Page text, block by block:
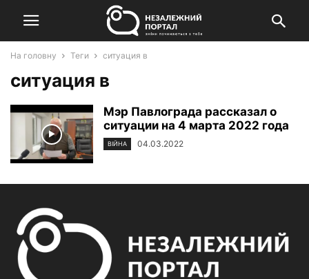
На головну Теги ситуация в
ситуация в
Мэр Павлограда рассказал о
ситуации на 4 марта 2022 года
ВІЙНА 04.03.2022